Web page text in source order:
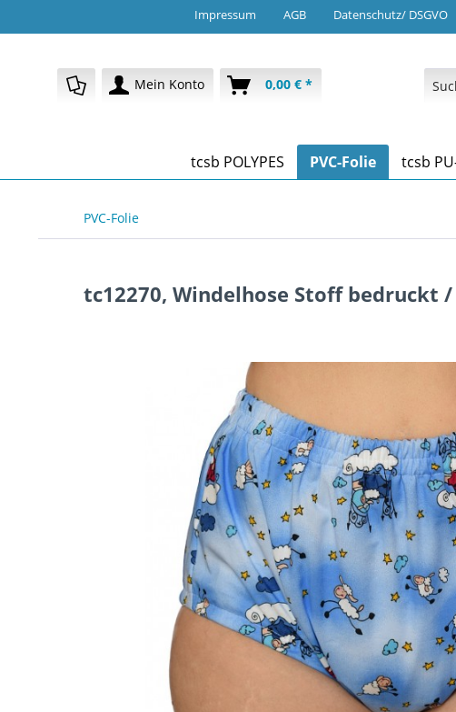
Impressum AGB Datenschutz/ DSGVO
Mein Konto 0,00 € *
tcsb POLYPES PVC-Folie tcsb
PVC-Folie
tc12270, Windelhose Stoff bedruckt /